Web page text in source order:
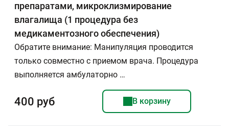
препаратами, микроклизмирование
влагалища (1 процедура без
медикаментозного обеспечения)
Обратите внимание: Манипуляция проводится
только совместно с приемом врача. Процедура
выполняется амбулаторно …
400 руб В корзину